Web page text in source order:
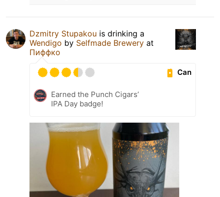
Dzmitry Stupakou is drinking a
Wendigo by Selfmade Brewery at
Пиффко
Can
Earned the Punch Cigars’
IPA Day badge!